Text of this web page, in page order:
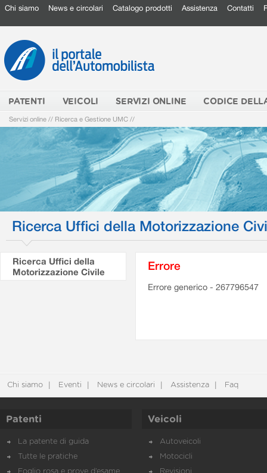
Chi siamo News e circolari Catalogo prodotti Assistenza Contatti
PATENTI VEICOLI SERVIZI ONLINE CODICE
Servizi online // Ricerca e Gestione UMC //
Ricerca Uffici della Motorizzazione
Ricerca Uffici della
Motorizzazione Civile
Errore
Errore generico - 267796547
Chi siamo Eventi News e circolari Assistenza Faq
Patenti
La patente di guida
Tutte le pratiche
Veicoli
Autoveicoli
Motocicli